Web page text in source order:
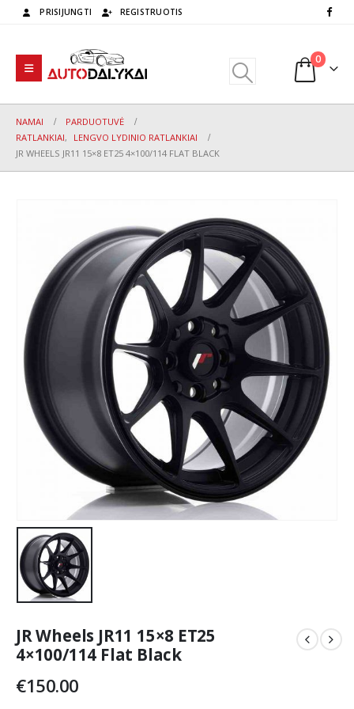
PRISIJUNGTI REGISTRUOTIS
0
NAMAI
PARDUOTUVĖ
RATLANKIAI,
LENGVO LYDINIO RATLANKIAI
JR WHEELS JR11 15×8 ET25 4×100/114 FLAT BLACK
JR Wheels JR11 15×8 ET25
4×100/114 Flat Black
€150.00